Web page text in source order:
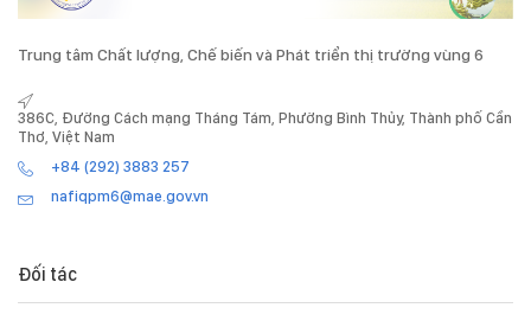
Trung tâm Chất lượng, Chế biến và Phát triển thị trường vùng 6
386C, Đường Cách mạng Tháng Tám, Phường Bình Thủy, Thành phố Cần
Thơ, Việt Nam
+84 (292) 3883 257
nafiqpm6@mae.gov.vn
Đối tác